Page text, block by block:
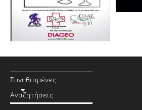
Συνηθισμένες
Αναζητήσεις